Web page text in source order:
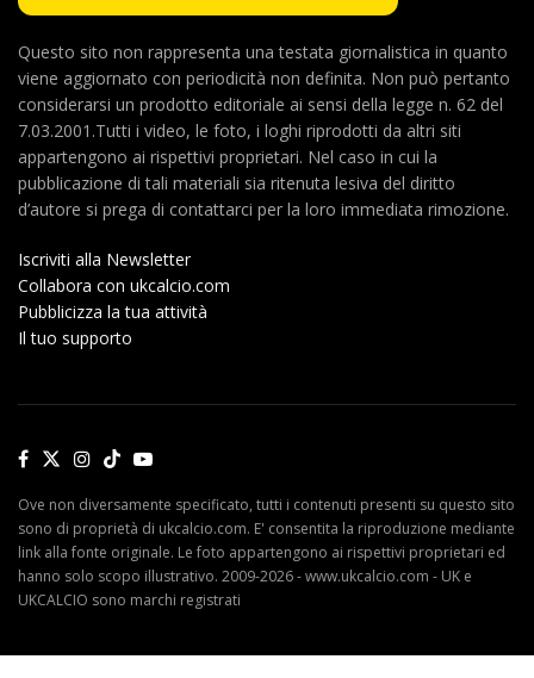
Questo sito non rappresenta una testata giornalistica in quanto
viene aggiornato con periodicità non definita. Non può pertanto
considerarsi un prodotto editoriale ai sensi della legge n. 62 del
7.03.2001.Tutti i video, le foto, i loghi riprodotti da altri siti
appartengono ai rispettivi proprietari. Nel caso in cui la
pubblicazione di tali materiali sia ritenuta lesiva del diritto
d’autore si prega di contattarci per la loro immediata rimozione.
Iscriviti alla Newsletter
Collabora con ukcalcio.com
Pubblicizza la tua attività
Il tuo supporto
Ove non diversamente specificato, tutti i contenuti presenti su questo sito
sono di proprietà di ukcalcio.com. E' consentita la riproduzione mediante
link alla fonte originale. Le foto appartengono ai rispettivi proprietari ed
hanno solo scopo illustrativo. 2009-2026 - www.ukcalcio.com - UK e
UKCALCIO sono marchi registrati